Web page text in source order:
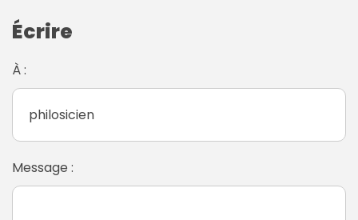
Écrire
À :
Message :